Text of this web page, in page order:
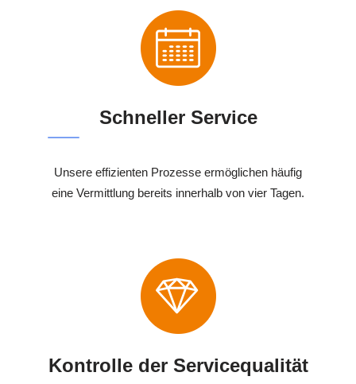
Schneller Service
Unsere effizienten Prozesse ermöglichen häufig
eine Vermittlung bereits innerhalb von vier Tagen.
Kontrolle der Servicequalität